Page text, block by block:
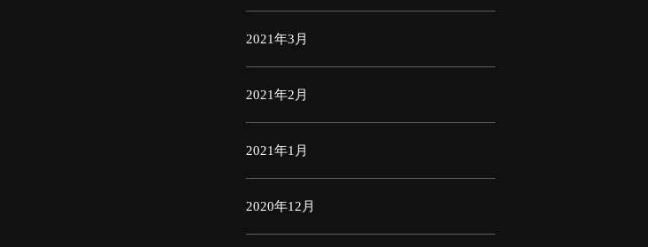
2021年3月
2021年2月
2021年1月
2020年12月